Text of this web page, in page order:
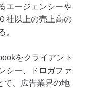
エージェンシーや
社以上の売上高の
。
をクライアント
シー、ドロガファ
で、広告業界の地